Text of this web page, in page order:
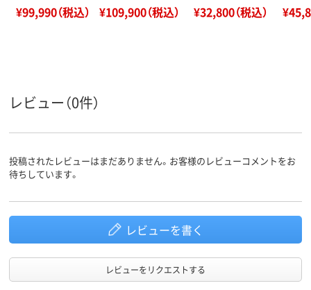
¥99,990（税込） ¥109,900（税込） ¥32,800（税込）
レビュー（0件）
投稿されたレビューはまだありません。お客様のレビューコメントをお
待ちしています。
レビューを書く
レビューをリクエストする